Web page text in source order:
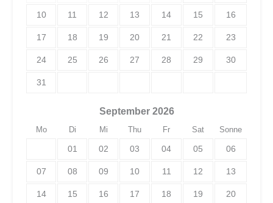
10 11 12 13 14 15 16
17 18 19 20 21 22 23
24 25 26 27 28 29 30
31
September 2026
Mo Di Mi Thu Fr Sat Sonne
01 02 03 04 05 06
07 08 09 10 11 12 13
14 15 16 17 18 19 20